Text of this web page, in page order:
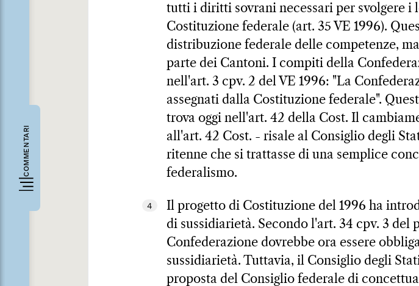
COMMENTARI
tutti i diritti sovrani necessari per svolgere
Costituzione federale (art. 35 VE 1996).
distribuzione federale delle competenze,
parte dei Cantoni. I compiti della
nell'art. 3 cpv. 2 del VE 1996: "La
assegnati dalla Costituzione federale".
trova oggi nell'art. 42 della Cost. Il
all'art. 42 Cost. - risale al Consiglio degli
ritenne che si trattasse di una semplice
federalismo.
4
Il progetto di Costituzione del 1996 ha
di sussidiarietà. Secondo l'art. 34 cpv. 3 del
Confederazione dovrebbe ora essere
sussidiarietà. Tuttavia, il Consiglio degli
proposta del Consiglio federale di